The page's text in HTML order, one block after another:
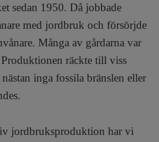
sedan 1950. Då jobbade
med jordbruk och försörjde
Många av gårdarna var
räckte till viss
inga fossila bränslen eller
jordbruksproduktion har vi